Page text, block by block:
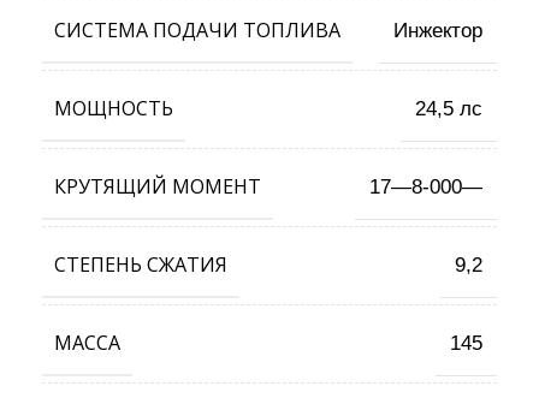
СИСТЕМА ПОДАЧИ ТОПЛИВА Инжектор
МОЩНОСТЬ 24,5 лс
КРУТЯЩИЙ МОМЕНТ 17—8-000—
СТЕПЕНЬ СЖАТИЯ 9,2
МАССА 145